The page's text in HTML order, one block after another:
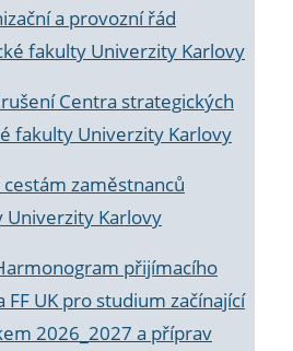
a provozní řád
fakulty Univerzity Karlovy
Centra strategických
fakulty Univerzity Karlovy
cestám zaměstnanců
Univerzity Karlovy
přijímacího
UK pro studium začínající
2026_2027 a příprav